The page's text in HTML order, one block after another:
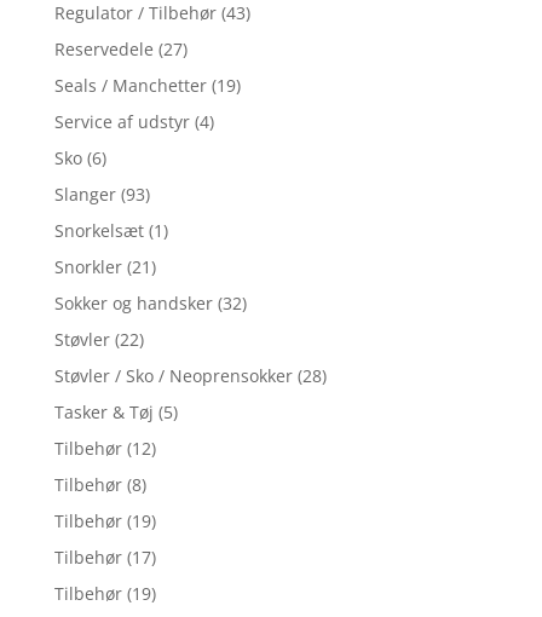
Regulator / Tilbehør (43)
Reservedele (27)
Seals / Manchetter (19)
Service af udstyr (4)
Sko (6)
Slanger (93)
Snorkelsæt (1)
Snorkler (21)
Sokker og handsker (32)
Støvler (22)
Støvler / Sko / Neoprensokker (28)
Tasker & Tøj (5)
Tilbehør (12)
Tilbehør (8)
Tilbehør (19)
Tilbehør (17)
Tilbehør (19)